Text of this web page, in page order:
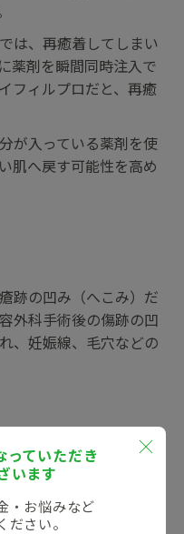
は、再癒着してしまい
薬剤を瞬間同時注入で
フィルプロだと、再癒
が入っている薬剤を使
肌へ戻す可能性を高め
跡の凹み（へこみ）だ
外科手術後の傷跡の凹
、妊娠線、毛穴などの
いち早く、トライフィ
､トライフィルプロのメ
向けのトライフィルプ
っていただき
います
・お悩みなど
ださい。